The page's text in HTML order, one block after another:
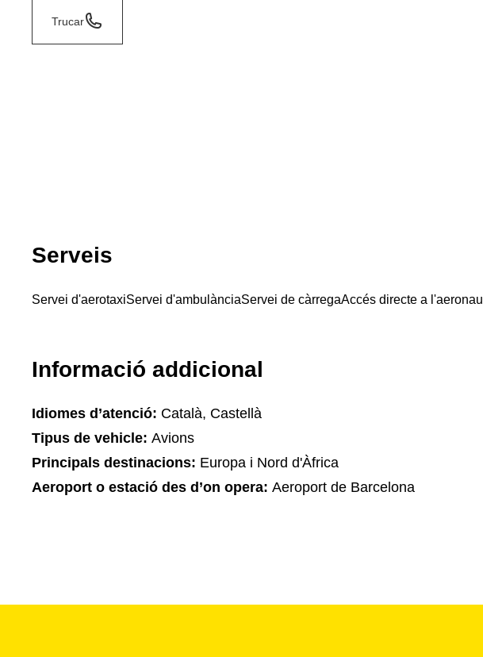
Trucar
Serveis
Servei d'aerotaxiServei d'ambulànciaServei de càrregaAccés directe a l'aeronau
Informació addicional
Idiomes d’atenció: Català, Castellà
Tipus de vehicle: Avions
Principals destinacions: Europa i Nord d'Àfrica
Aeroport o estació des d’on opera: Aeroport de Barcelona